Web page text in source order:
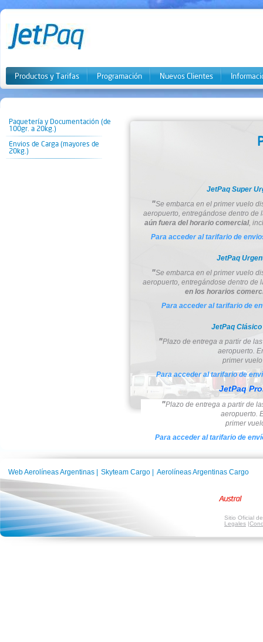
Productos y Tarifas Programación Nuevos Clientes
Paquetería y Documentación (de
100gr. a 20kg.)
Envios de Carga (mayores de
20kg.)
JetPaq Super
"Se embarca en el primer vuelo
aeropuerto, entregándose dentro de
aún fuera del horario comercial,
Para acceder al tarifario de
JetPaq
"Se embarca en el primer vuelo
aeropuerto, entregándose dentro de
en los horarios
Para acceder al tarifario de
JetPaq Clásico
"Plazo de entrega a partir de
aeropuerto.
primer
Para acceder al tarifario de
JetPaq
"Plazo de entrega a partir de
aeropuerto.
primer
Para acceder al tarifario de
Web Aerolíneas Argentinas Skyteam Cargo Aerolíneas Argentinas Cargo
Sitio Oficial
Legales |